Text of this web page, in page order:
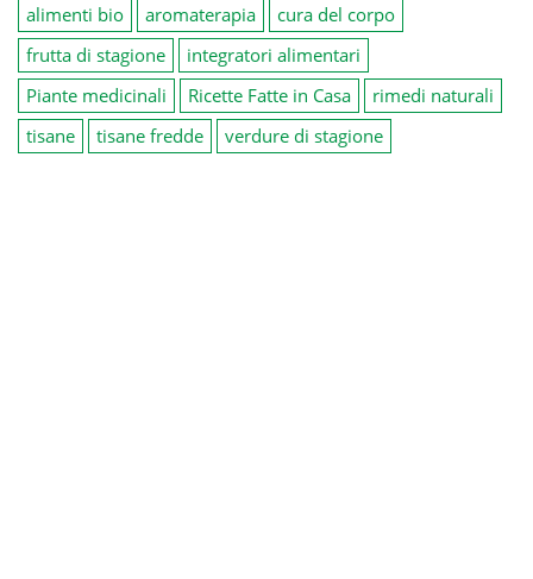
alimenti bio aromaterapia
cura del corpo
frutta di stagione
integratori alimentari
Piante medicinali
Ricette Fatte in Casa
rimedi naturali
tisane
tisane fredde verdure di stagione